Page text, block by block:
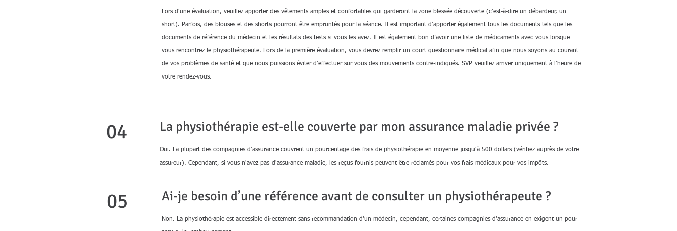
Lors d'une évaluation, veuillez apporter des vêtements amples et confortables qui garderont la zone blessée découverte (c'est-à-dire un débardeur, un
short). Parfois, des blouses et des shorts pourront être empruntés pour la séance. Il est important d'apporter également tous les documents tels que les
documents de référence du médecin et les résultats des tests si vous les avez. Il est également bon d’avoir une liste de médicaments avec vous lorsque
vous rencontrez le physiothérapeute. Lors de la première évaluation, vous devrez remplir un court questionnaire médical afin que nous soyons au courant
de vos problèmes de santé et que nous puissions éviter d'effectuer sur vous des mouvements contre-indiqués. SVP veuillez arriver uniquement à l'heure de
votre rendez-vous.
04 La physiothérapie est-elle couverte par mon assurance maladie privée ?
Oui. La plupart des compagnies d'assurance couvrent un pourcentage des frais de physiothérapie en moyenne jusqu'à 500 dollars (vérifiez auprès de votre
assureur). Cependant, si vous n'avez pas d'assurance maladie, les reçus fournis peuvent être réclamés pour vos frais médicaux pour vos impôts.​
05 Ai-je besoin d’une référence avant de consulter un physiothérapeute ?
Non. La physiothérapie est accessible directement sans recommandation d'un médecin, cependant, certaines compagnies d'assurance en exigent un pour